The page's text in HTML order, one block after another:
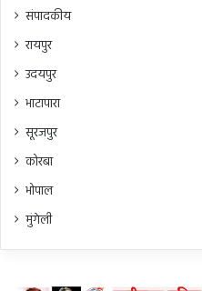
संपादकीय
रायपुर
उदयपुर
भाटापारा
सूरजपुर
कोरबा
भोपाल
मुंगेली